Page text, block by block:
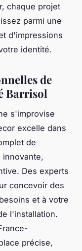
chaque projet
parmi une
d'impressions
identité.
de
Barrisol
s'improvise
excelle dans
de
innovante,
Des experts
concevoir des
et à votre
l'installation.
précise,